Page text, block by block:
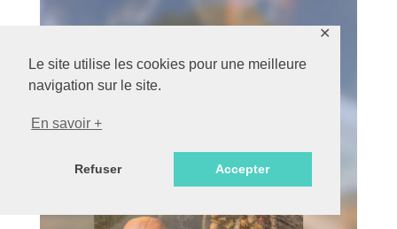
Le site utilise les cookies pour une meilleure
navigation sur le site.
En savoir +
Refuser Accepter
✕